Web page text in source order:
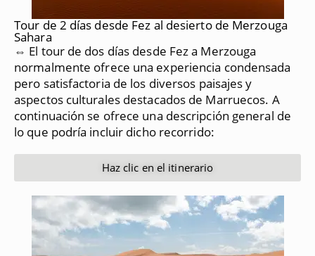
Tour de 2 días desde Fez al desierto de Merzouga
Sahara
⇔ El tour de dos días desde Fez a Merzouga
normalmente ofrece una experiencia condensada
pero satisfactoria de los diversos paisajes y
aspectos culturales destacados de Marruecos. A
continuación se ofrece una descripción general de
lo que podría incluir dicho recorrido:
Haz clic en el itinerario